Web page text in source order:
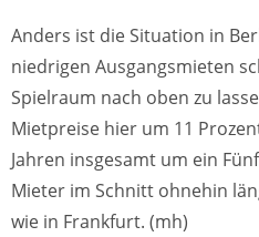
Anders ist die Situation in
niedrigen Ausgangsmieten
Spielraum nach oben zu
Mietpreise hier um 11
Jahren insgesamt um ein
Mieter im Schnitt ohnehin
wie in Frankfurt. (mh)